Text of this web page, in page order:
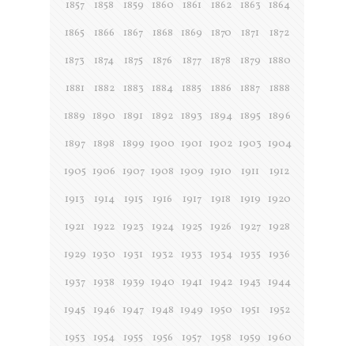
1857 1858 1859 1860 1861 1862 1863
1864
1865
1866 1867 1868 1869 1870 1871
1872
1873
1874 1875 1876 1877 1878 1879
1880
1881
1882 1883 1884 1885 1886 1887
1888
1889
1890 1891 1892 1893 1894 1895
1896
1897
1898 1899 1900 1901 1902 1903 1904
1905 1906 1907 1908 1909 1910 1911
1912
1913
1914 1915 1916 1917 1918 1919
1920
1921
1922 1923 1924 1925 1926 1927
1928
1929 1930 1931 1932 1933 1934 1935
1936
1937
1938 1939 1940 1941 1942 1943
1944
1945
1946 1947 1948 1949 1950 1951
1952
1953
1954 1955 1956 1957 1958 1959
1960